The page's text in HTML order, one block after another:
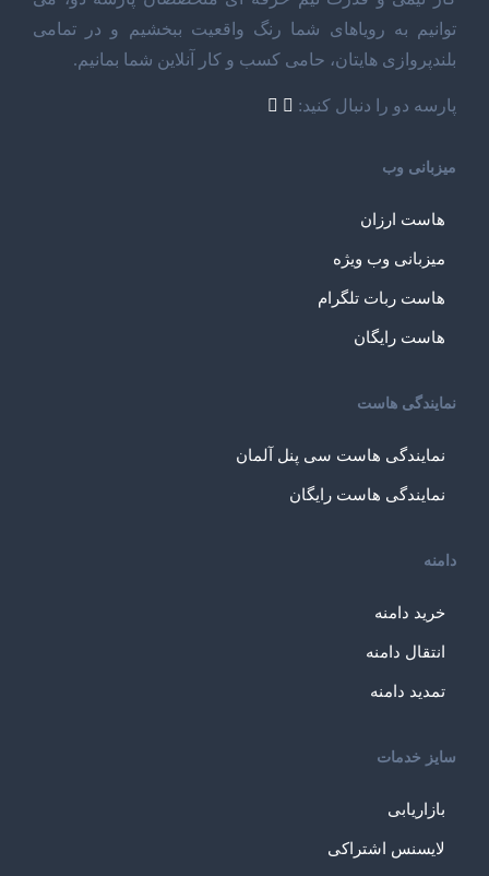
توانیم به رویاهای شما رنگ واقعیت ببخشیم و در تمامی
بلندپروازی هایتان، حامی کسب و کار آنلاین شما بمانیم.
پارسه دو را دنبال کنید:
میزبانی وب
هاست ارزان
میزبانی وب ویژه
هاست ربات تلگرام
هاست رایگان
نمایندگی هاست
نمایندگی هاست سی پنل آلمان
نمایندگی هاست رایگان
دامنه
خرید دامنه
انتقال دامنه
تمدید دامنه
سایز خدمات
بازاریابی
لایسنس اشتراکی